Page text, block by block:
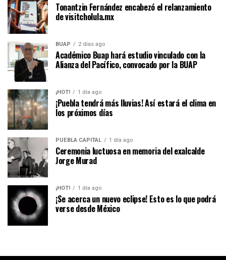
Tonantzin Fernández encabezó el relanzamiento
de visitcholula.mx
BUAP 2 días ago
Académico Buap hará estudio vinculado con la
Alianza del Pacífico, convocado por la BUAP
¡HOT! 1 día ago
¡Puebla tendrá más lluvias! Así estará el clima en
los próximos días
PUEBLA CAPITAL 1 día ago
Ceremonia luctuosa en memoria del exalcalde
Jorge Murad
¡HOT! 1 día ago
¡Se acerca un nuevo eclipse! Esto es lo que podrá
verse desde México